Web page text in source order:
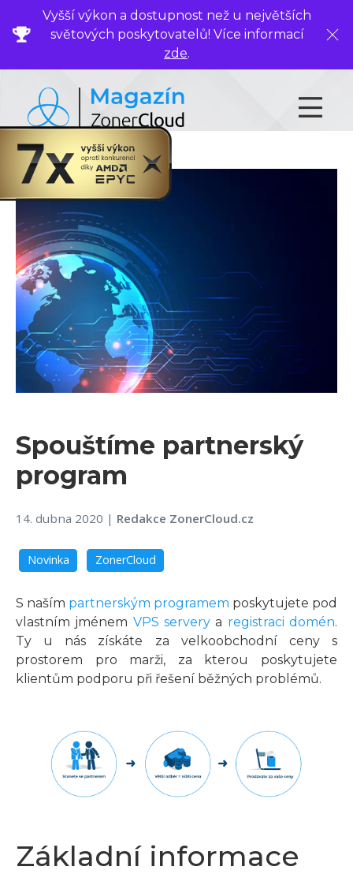
Vyšší výkon a dostupnost než u největších
světových poskytovatelů! Více informací
zde.
Spouštíme partnerský
program
14. dubna 2020 | Redakce ZonerCloud.cz
Novinka ZonerCloud
S naším partnerským programem poskytujete pod
vlastním jménem VPS servery a registraci domén.
Ty u nás získáte za velkoobchodní ceny s
prostorem pro marži, za kterou poskytujete
klientům podporu při řešení běžných problémů.
Základní informace